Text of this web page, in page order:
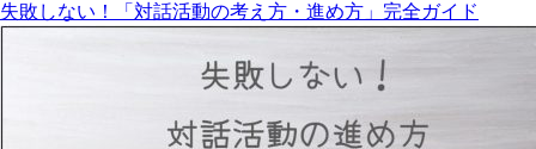
失敗しない！「対話活動の考え方・進め方」完全ガイド